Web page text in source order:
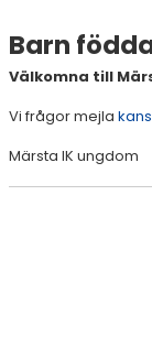
Barn
Välkomna till
Vi frågor mejla
Märsta IK ungdom